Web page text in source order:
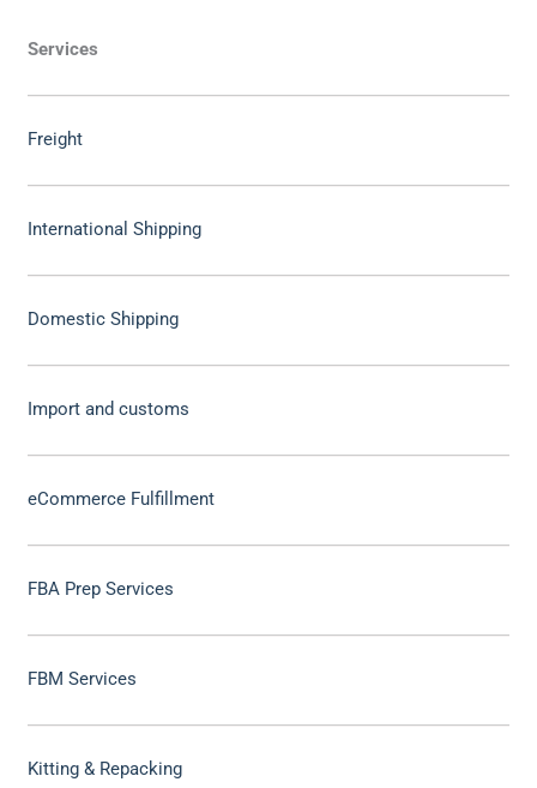
Services
Freight
International Shipping
Domestic Shipping
Import and customs
eCommerce Fulfillment
FBA Prep Services
FBM Services
Kitting & Repacking